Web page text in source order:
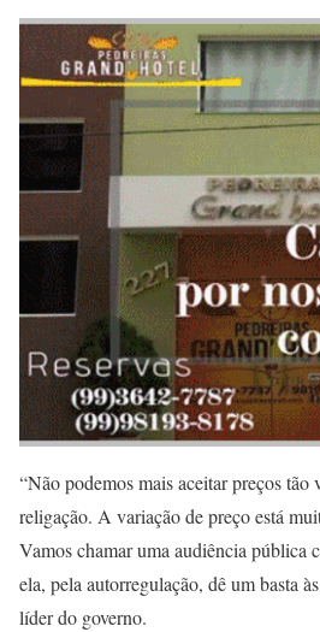
“Não podemos mais aceitar preços tão
religação. A variação de preço está
Vamos chamar uma audiência pública
ela, pela autorregulação, dê um basta
líder do governo.